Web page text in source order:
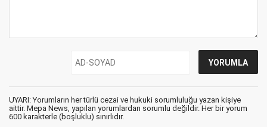
UYARI: Yorumların her türlü cezai ve hukuki sorumluluğu yazan kişiye
aittir. Mepa News, yapılan yorumlardan sorumlu değildir. Her bir yorum
600 karakterle (boşluklu) sınırlıdır.